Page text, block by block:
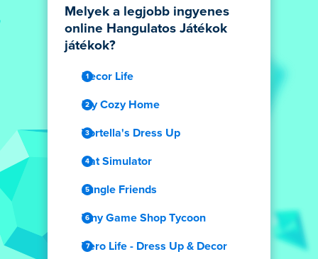
Melyek a legjobb ingyenes
online Hangulatos Játékok
játékok?
Decor Life
My Cozy Home
Vortella's Dress Up
Cat Simulator
Jungle Friends
Tiny Game Shop Tycoon
Vero Life - Dress Up & Decor